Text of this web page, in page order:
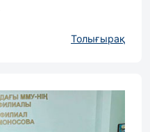
Толығырақ